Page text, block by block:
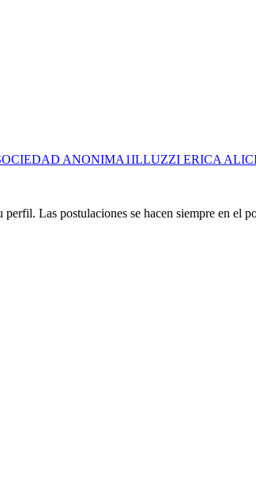
ANONIMA1ILLUZZI ERICA
Las postulaciones se hacen siempre en el